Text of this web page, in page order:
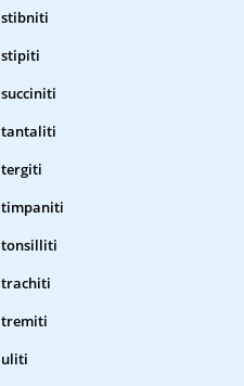
stibniti
stipiti
succiniti
tantaliti
tergiti
timpaniti
tonsilliti
trachiti
tremiti
uliti